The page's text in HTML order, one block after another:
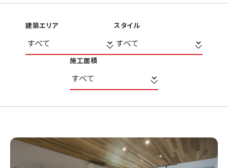
建築エリア スタイル
施工面積